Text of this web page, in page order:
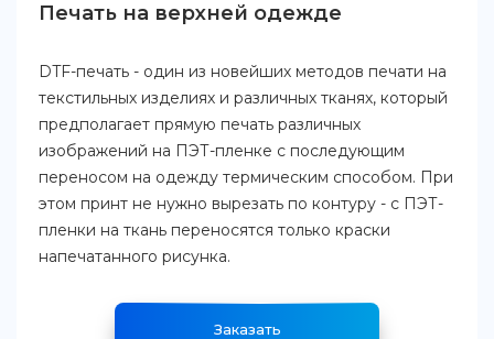
Печать на верхней одежде
DTF-печать - один из новейших методов печати на
текстильных изделиях и различных тканях, который
предполагает прямую печать различных
изображений на ПЭТ-пленке с последующим
переносом на одежду термическим способом. При
этом принт не нужно вырезать по контуру - с ПЭТ-
пленки на ткань переносятся только краски
напечатанного рисунка.
Заказать